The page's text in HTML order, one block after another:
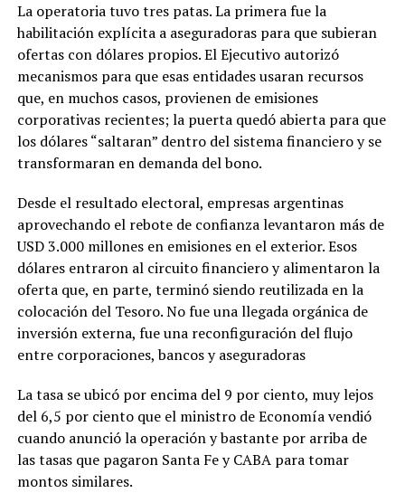
La operatoria tuvo tres patas. La primera fue la
habilitación explícita a aseguradoras para que subieran
ofertas con dólares propios. El Ejecutivo autorizó
mecanismos para que esas entidades usaran recursos
que, en muchos casos, provienen de emisiones
corporativas recientes; la puerta quedó abierta para que
los dólares “saltaran” dentro del sistema financiero y se
transformaran en demanda del bono.
Desde el resultado electoral, empresas argentinas
aprovechando el rebote de confianza levantaron más de
USD 3.000 millones en emisiones en el exterior. Esos
dólares entraron al circuito financiero y alimentaron la
oferta que, en parte, terminó siendo reutilizada en la
colocación del Tesoro. No fue una llegada orgánica de
inversión externa, fue una reconfiguración del flujo
entre corporaciones, bancos y aseguradoras
La tasa se ubicó por encima del 9 por ciento, muy lejos
del 6,5 por ciento que el ministro de Economía vendió
cuando anunció la operación y bastante por arriba de
las tasas que pagaron Santa Fe y CABA para tomar
montos similares.